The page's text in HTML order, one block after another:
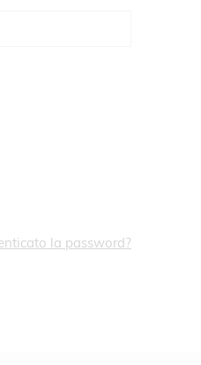
la password?